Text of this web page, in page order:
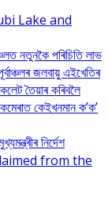
Lake and
নতুনকৈ পৰিচিতি লাভ
জলবায়ু এইখেতিৰ
তৈয়াৰ কৰিবলৈ
কেইখনমান ক’ক’
নিৰ্দেশ
from the